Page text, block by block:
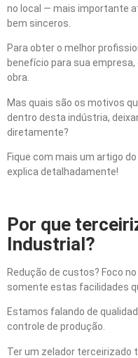
no local — mais importante
bem sinceros.
Para obter o melhor
benefício para sua
obra.
Mas quais são os motivos
dentro desta indústria,
diretamente?
Fique com mais um artigo
explica detalhadamente!
Por que
Industrial?
Redução de custos? Foco no
somente estas facilidades
Estamos falando de
controle de produção.
Ter um zelador terceirizado